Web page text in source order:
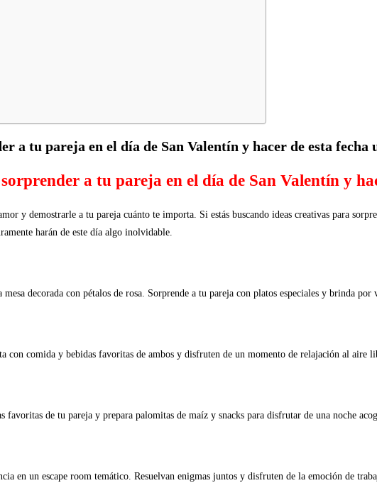
a tu pareja en el día de San Valentín y hacer de esta
a tu pareja en el día de San Valentín y
y demostrarle a tu pareja cuánto te importa. Si estás buscando ideas creativas para
harán de este día algo inolvidable.
decorada con pétalos de rosa. Sorprende a tu pareja con platos especiales y brinda por
con comida y bebidas favoritas de ambos y disfruten de un momento de relajación al aire
de tu pareja y prepara palomitas de maíz y snacks para disfrutar de una noche
en un escape room temático. Resuelvan enigmas juntos y disfruten de la emoción de